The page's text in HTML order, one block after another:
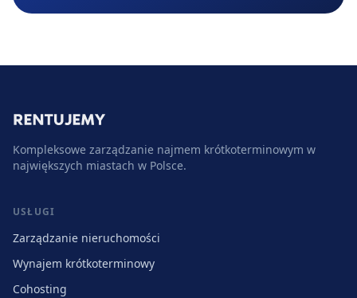
Kompleksowe zarządzanie najmem krótkoterminowym w
największych miastach w Polsce.
USŁUGI
Zarządzanie nieruchomości
Wynajem krótkoterminowy
Cohosting